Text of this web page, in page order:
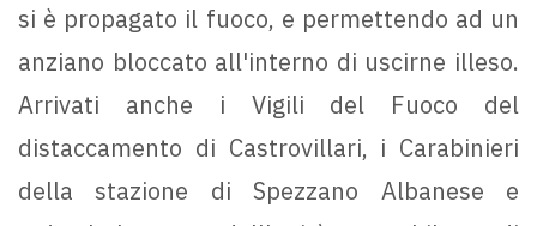
si è propagato il fuoco, e permettendo ad un
anziano bloccato all'interno di uscirne illeso.
Arrivati anche i Vigili del Fuoco del
distaccamento di Castrovillari, i Carabinieri
della stazione di Spezzano Albanese e